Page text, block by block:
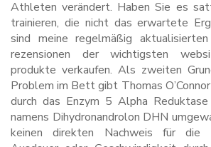
Athleten verändert. Haben Sie es
trainieren, die nicht das erwartete
sind meine regelmäßig
rezensionen der wichtigsten
produkte verkaufen. Als zweiten
Problem im Bett gibt Thomas
durch das Enzym 5 Alpha
namens Dihydronandrolon DHN
keinen direkten Nachweis für die